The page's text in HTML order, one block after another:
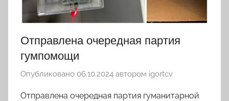
Отправлена очередная партия
гумпомощи
Опубликовано 06.10.2024 автором igortcv
Отправлена очередная партия гуманитарной